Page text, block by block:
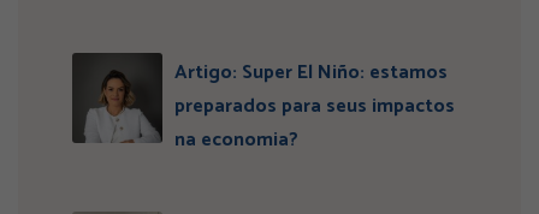
Artigo: Super El Niño: estamos
preparados para seus impactos
na economia?